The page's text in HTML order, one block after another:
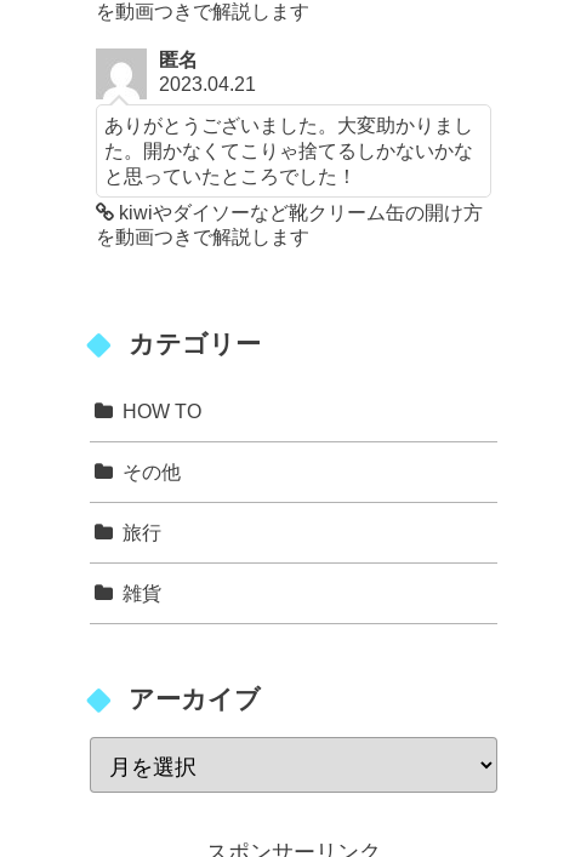
を動画つきで解説します
匿名
2023.04.21
ありがとうございました。大変助かりまし
た。開かなくてこりゃ捨てるしかないかな
と思っていたところでした！
kiwiやダイソーなど靴クリーム缶の開け方
を動画つきで解説します
カテゴリー
HOW TO
その他
旅行
雑貨
アーカイブ
スポンサーリンク